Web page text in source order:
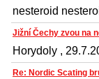
nesteroid
Jižní Čechy zvou na
Horydoly ,
Re: Nordic Scating